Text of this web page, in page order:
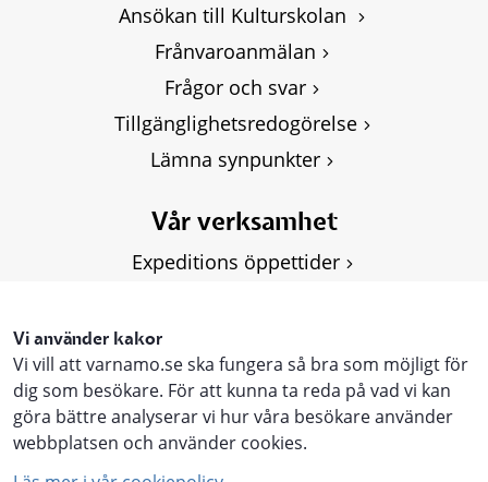
Vi använder kakor
Vi vill att varnamo.se ska fungera så bra som möjligt för
dig som besökare. För att kunna ta reda på vad vi kan
göra bättre analyserar vi hur våra besökare använder
webbplatsen och använder cookies.
Ansökan till Kulturskolan
Frånvaroanmälan
Frågor och svar
Tillgänglighetsredogörelse
Lämna synpunkter
Vår verksamhet
Expeditions öppettider
Personuppgifter, GDPR